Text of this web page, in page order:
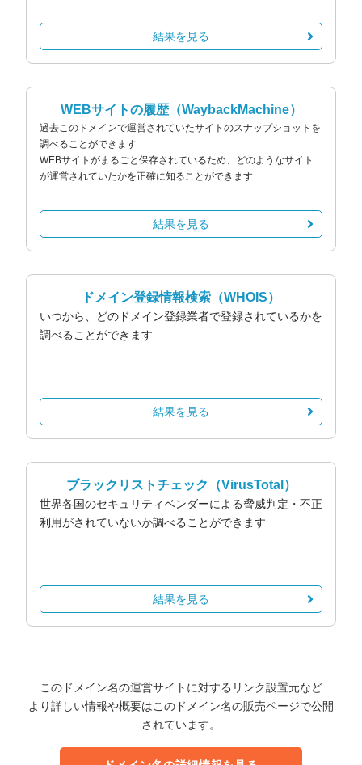
結果を見る
WEBサイトの履歴（WaybackMachine）
過去このドメインで運営されていたサイトのスナップショットを
調べることができます
WEBサイトがまるごと保存されているため、どのようなサイト
が運営されていたかを正確に知ることができます
結果を見る
ドメイン登録情報検索 （WHOIS）
いつから、どのドメイン登録業者で登録されているかを
調べることができます
結果を見る
ブラックリストチェック （VirusTotal）
世界各国のセキュリティベンダーによる脅威判定・不正
利用がされていないか調べることができます
結果を見る
このドメイン名の運営サイトに対するリンク設置元など
より詳しい情報や概要はこのドメイン名の販売ページで公開
されています。